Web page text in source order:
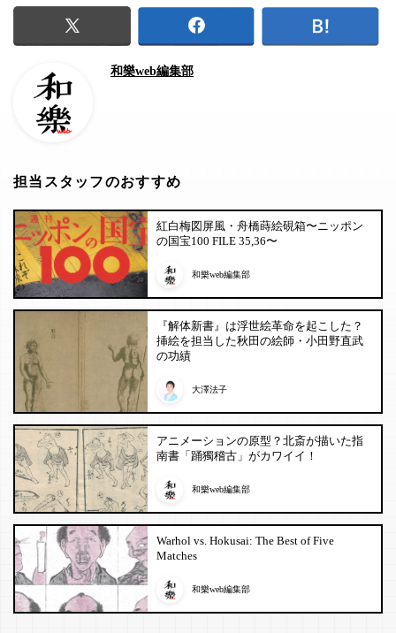
和樂web編集部
担当スタッフのおすすめ
紅白梅図屏風・舟橋蒔絵硯箱〜ニッポン
の国宝100 FILE 35,36〜
和樂web編集部
『解体新書』は浮世絵革命を起こした？
挿絵を担当した秋田の絵師・小田野直武
の功績
大澤法子
アニメーションの原型？北斎が描いた指
南書「踊獨稽古」がカワイイ！
和樂web編集部
Warhol vs. Hokusai: The Best of Five
Matches
和樂web編集部